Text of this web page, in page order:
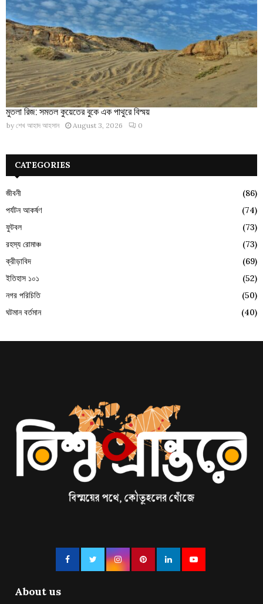
মুতলা রিজ: সমতল কুয়েতের বুকে এক পাথুরে বিস্ময়
by শেখ আহাদ আহসান August 3, 2026 0
CATEGORIES
জীবনী
(86)
পর্যটন আকর্ষণ
(74)
ফুটবল
(73)
রহস্য রোমাঞ্চ
(73)
ক্রীড়াবিদ
(69)
ইতিহাস ১০১
(52)
নগর পরিচিতি
(50)
ঘটমান বর্তমান
(40)
About us